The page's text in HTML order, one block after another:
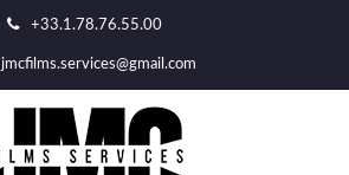
+33.1.78.76.55.00
jmcfilms.services@gmail.com